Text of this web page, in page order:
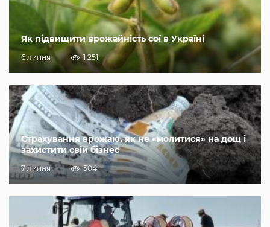
Як підвищити врожайність сої в Україні
6 липня 1 251
Страхування врожаю, як не «молитися» на дощ і
захистити свій бізнес
7 липня 504